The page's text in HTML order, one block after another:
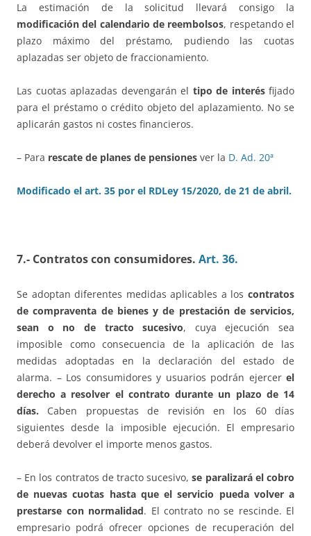
La estimación de la solicitud llevará consigo la
modificación del calendario de reembolsos, respetando el
plazo máximo del préstamo, pudiendo las cuotas
aplazadas ser objeto de fraccionamiento.
Las cuotas aplazadas devengarán el tipo de interésfijado
para el préstamo o crédito objeto del aplazamiento. No se
aplicarán gastos ni costes financieros.
– Para rescate de planes de pensiones ver la D. Ad. 20ª
Modificado el art. 35 por el RDLey 15/2020, de 21 de abril.
7.- Contratos con consumidores. Art. 36.
Se adoptan diferentes medidas aplicables a los contratos
de compraventa de bienes y de prestación de servicios,
sean o no de tracto sucesivo, cuya ejecución sea
imposible como consecuencia de la aplicación de las
medidas adoptadas en la declaración del estado de
alarma. – Los consumidores y usuarios podrán ejercer el
derecho a resolver el contrato durante un plazo de 14
días. Caben propuestas de revisión en los 60 días
siguientes desde la imposible ejecución. El empresario
deberá devolver el importe menos gastos.
– En los contratos de tracto sucesivo,se paralizará el cobro
de nuevas cuotas hasta que el servicio pueda volver a
prestarse con normalidad. El contrato no se rescinde. El
empresario podrá ofrecer opciones de recuperación del